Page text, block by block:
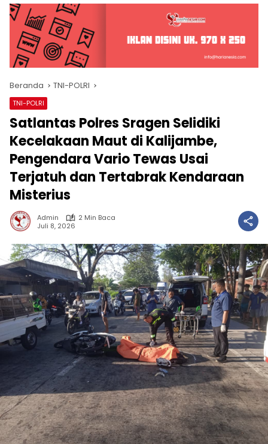
Beranda TNI-POLRI
TNI-POLRI
Satlantas Polres Sragen Selidiki
Kecelakaan Maut di Kalijambe,
Pengendara Vario Tewas Usai
Terjatuh dan Tertabrak Kendaraan
Misterius
Admin
2 Min Baca
Juli 8, 2026